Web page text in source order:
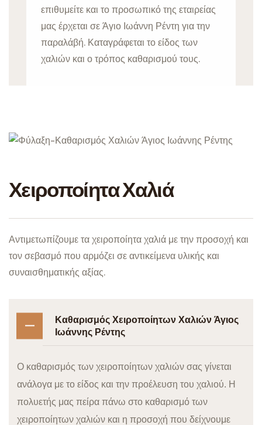
επιθυμείτε και το προσωπικό της εταιρείας
μας έρχεται σε Άγιο Ιωάννη Ρέντη για την
παραλάβή. Καταγράφεται το είδος των
χαλιών και ο τρόπος καθαρισμού τους.
Χειροποίητα Χαλιά
Αντιμετωπίζουμε τα χειροποίητα χαλιά με την προσοχή και
τον σεβασμό που αρμόζει σε αντικείμενα υλικής και
συναισθηματικής αξίας.
Καθαρισμός Χειροποίητων Χαλιών Άγιος
Ιωάννης Ρέντης
Ο καθαρισμός των χειροποίητων χαλιών σας γίνεται
ανάλογα με το είδος και την προέλευση του χαλιού. Η
πολυετής μας πείρα πάνω στο καθαρισμό των
χειροποίητων χαλιών και η προσοχή που δείχνουμε